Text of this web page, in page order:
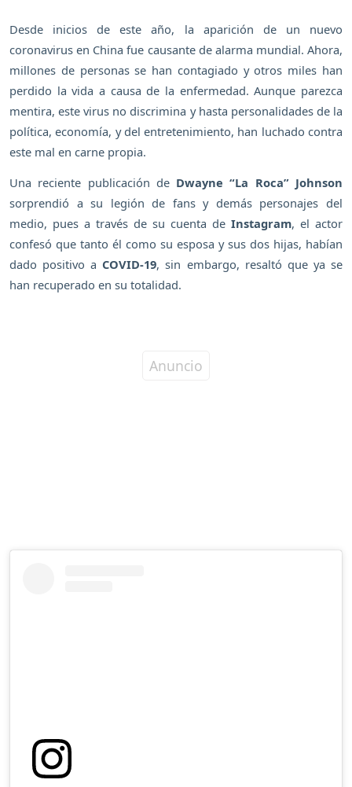
Desde inicios de este año, la aparición de un nuevo
coronavirus en China fue causante de alarma mundial. Ahora,
millones de personas se han contagiado y otros miles han
perdido la vida a causa de la enfermedad. Aunque parezca
mentira, este virus no discrimina y hasta personalidades de la
política, economía, y del entretenimiento, han luchado contra
este mal en carne propia.
Una reciente publicación de Dwayne “La Roca” Johnson
sorprendió a su legión de fans y demás personajes del
medio, pues a través de su cuenta de Instagram, el actor
confesó que tanto él como su esposa y sus dos hijas, habían
dado positivo a COVID-19, sin embargo, resaltó que ya se
han recuperado en su totalidad.